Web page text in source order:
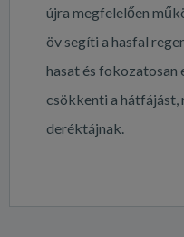
újra megfelelően
öv segíti a hasfal
hasat és
csökkenti a hátfájást,
deréktájnak.